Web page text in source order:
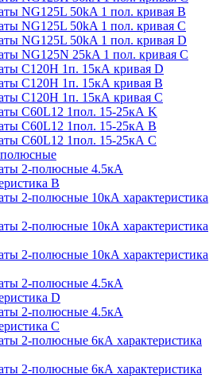
NG125L 50kA 1 пол. кривая B
NG125L 50kA 1 пол. кривая C
NG125L 50kA 1 пол. кривая D
NG125N 25kA 1 пол. кривая C
С120H 1п. 15кА кривая D
С120H 1п. 15кА кривая В
С120H 1п. 15кА кривая С
С60L12 1пол. 15-25кА K
С60L12 1пол. 15-25кА В
С60L12 1пол. 15-25кА С
2-полюсные 4.5кА
В
2-полюсные 10кА характеристика
2-полюсные 10кА характеристика
2-полюсные 10кА характеристика
2-полюсные 4.5кА
D
2-полюсные 4.5кА
С
2-полюсные 6кА характеристика
2-полюсные 6кА характеристика